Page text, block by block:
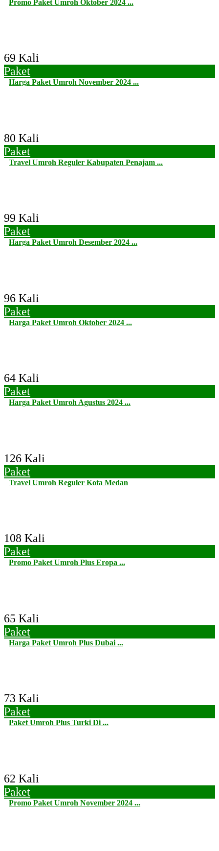
Promo Paket Umroh Oktober 2024 ...
69 Kali
Paket
Harga Paket Umroh November 2024 ...
80 Kali
Paket
Travel Umroh Reguler Kabupaten Penajam ...
99 Kali
Paket
Harga Paket Umroh Desember 2024 ...
96 Kali
Paket
Harga Paket Umroh Oktober 2024 ...
64 Kali
Paket
Harga Paket Umroh Agustus 2024 ...
126 Kali
Paket
Travel Umroh Reguler Kota Medan
108 Kali
Paket
Promo Paket Umroh Plus Eropa ...
65 Kali
Paket
Harga Paket Umroh Plus Dubai ...
73 Kali
Paket
Paket Umroh Plus Turki Di ...
62 Kali
Paket
Promo Paket Umroh November 2024 ...